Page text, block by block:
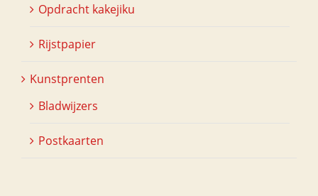
Opdracht kakejiku
Rijstpapier
Kunstprenten
Bladwijzers
Postkaarten